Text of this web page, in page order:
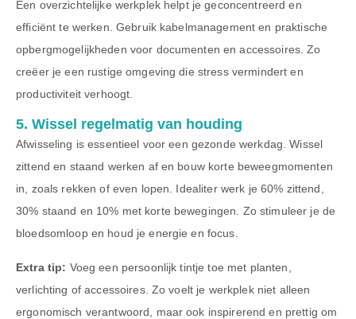
Een overzichtelijke werkplek helpt je geconcentreerd en
efficiënt te werken. Gebruik kabelmanagement en praktische
opbergmogelijkheden voor documenten en accessoires. Zo
creëer je een rustige omgeving die stress vermindert en
productiviteit verhoogt.
5. Wissel regelmatig van houding
Afwisseling is essentieel voor een gezonde werkdag. Wissel
zittend en staand werken af en bouw korte beweegmomenten
in, zoals rekken of even lopen. Idealiter werk je 60% zittend,
30% staand en 10% met korte bewegingen. Zo stimuleer je de
bloedsomloop en houd je energie en focus.
Extra tip: Voeg een persoonlijk tintje toe met planten,
verlichting of accessoires. Zo voelt je werkplek niet alleen
ergonomisch verantwoord, maar ook inspirerend en prettig om